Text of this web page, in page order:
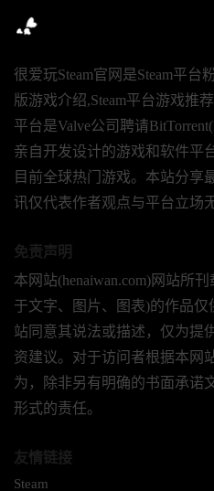
很爱玩Steam官网是Steam平台
版游戏介绍,Steam平台游戏推
平台是Valve公司聘请
亲自开发设计的游戏和软件平
目前全球热门游戏。本站分享
讯仅代表作者观点与平台立场
免责声明
本网站(henaiwan.com)网站所
于文字、图片、图表)的作品
站同意其说法或描述，仅为提
资建议。对于访问者根据本网
为，除非另有明确的书面承诺
形式的责任。
友情链接
Steam